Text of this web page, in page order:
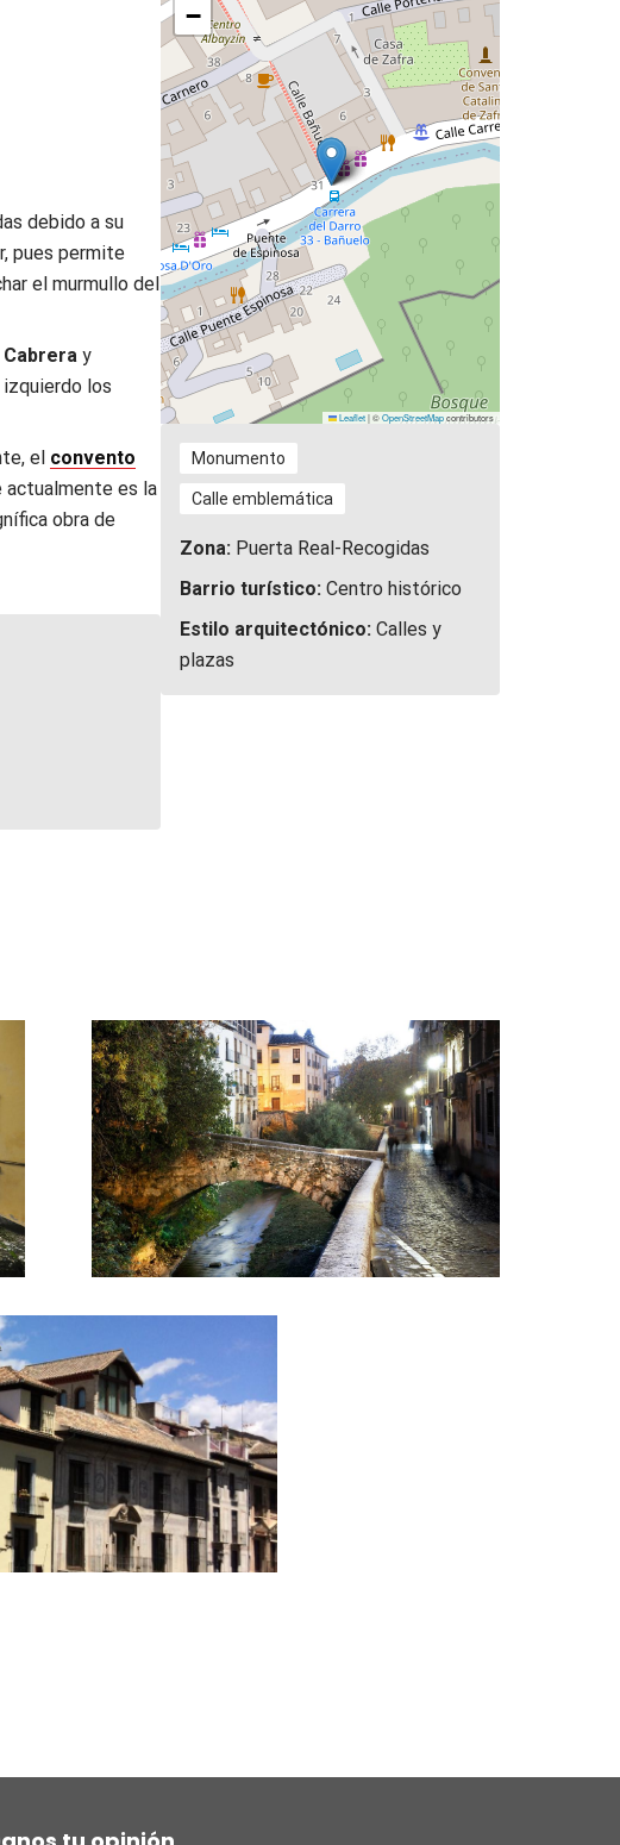
debido a su
pues permite
el murmullo del
Cabreray
izquierdo los
el convento
actualmente es la
obra de
−
Leaflet|©OpenStreetMapcontributors
Monumento
Calle emblemática
Zona: Puerta Real-Recogidas
Barrio turístico: Centro histórico
Estilo arquitectónico: Calles y
plazas